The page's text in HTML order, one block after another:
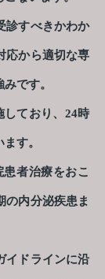
診すべきかわか
応から適切な専
です。
ており、24時
す。
患者治療をおこ
の内分泌疾患ま
イドラインに沿